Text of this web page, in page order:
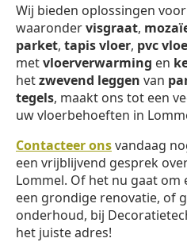
Wij bieden oplossingen
waarondervisgraat,
parket, tapis vloer, pvc
metvloerverwarming en
hetzwevend leggen van
tegels, maakt ons tot een
uw vloerbehoeften in
Contacteer onsvandaag
een vrijblijvend gesprek
Lommel. Of het nu gaat om
een grondige renovatie, of
onderhoud, bij
het juiste adres!